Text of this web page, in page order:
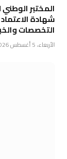
المختبر
التخصصات
الأربعاء، 5 أغسطس 2026